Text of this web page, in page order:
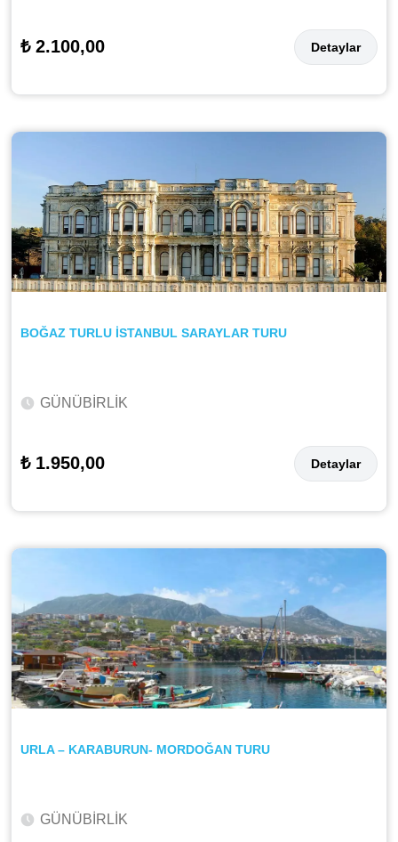
₺ 2.100,00 Detaylar
BOĞAZ TURLU İSTANBUL SARAYLAR TURU
GÜNÜBİRLİK
₺ 1.950,00 Detaylar
URLA – KARABURUN- MORDOĞAN TURU
GÜNÜBİRLİK